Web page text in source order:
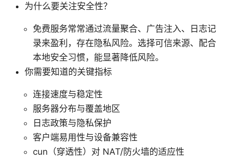
为什么要关注安全性？
免费服务常常通过流量聚合、广告注入、日志记
录来盈利，存在隐私风险。选择可信来源、配合
本地安全习惯，能显著降低风险。
你需要知道的关键指标
连接速度与稳定性
服务器分布与覆盖地区
日志政策与隐私保护
客户端易用性与设备兼容性
cun（穿透性）对 NAT/防火墙的适应性